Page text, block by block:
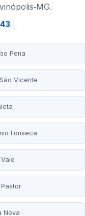
Pena
Vicente
Fonseca
Nova